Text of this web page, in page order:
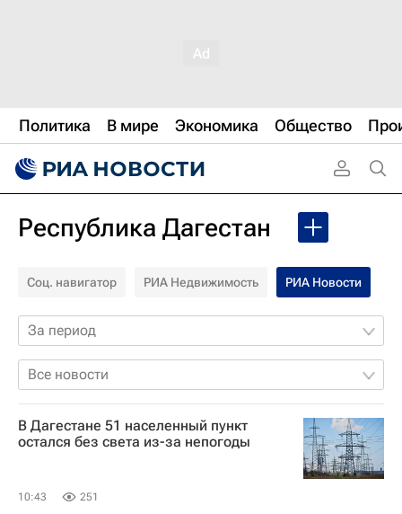
Политика В мире Экономика Общество
Республика Дагестан
Соц. навигатор РИА Недвижимость РИА Новости
За период
Все новости
В Дагестане 51 населенный пункт
остался без света из-за непогоды
10:43 251